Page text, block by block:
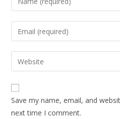
Save my name, email, and
next time I comment.